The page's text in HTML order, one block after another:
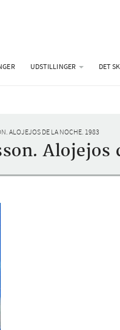
UDSTILLINGER DET
ALOJEJOS DE LA NOCHE. 1983
Alojejos